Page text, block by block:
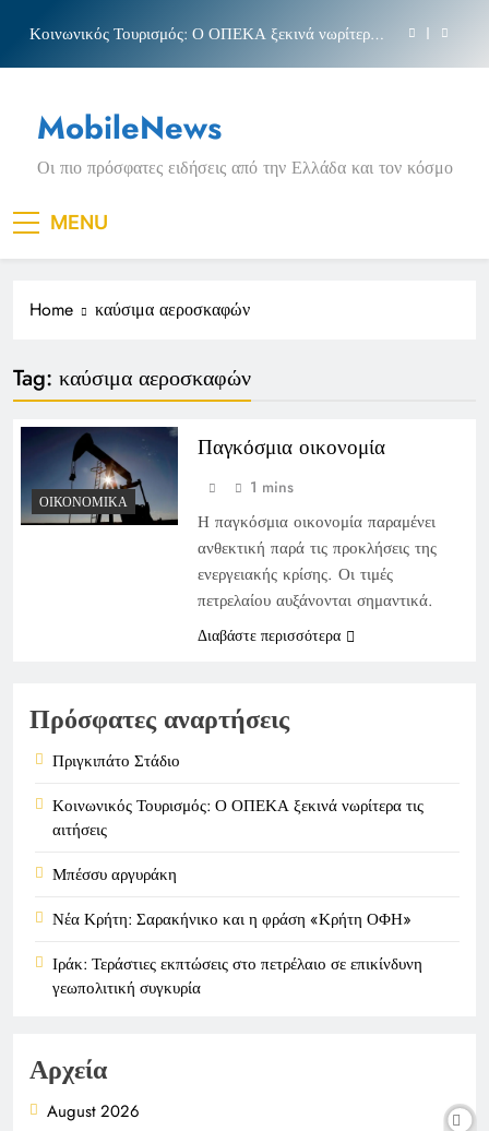
content
Κοινωνικός Τουρισμός: Ο ΟΠΕΚΑ ξεκινά νωρίτερα
Νέα Κρήτη: Σαρακήνικο και η φράση «Κρήτη
ΟΦΗ»
Πριγκιπάτο Στάδιο
Κοινωνικός Τουρισμός: Ο ΟΠΕΚΑ ξεκινά νωρίτερα
τις αιτήσεις
Μπέσσυ αργυράκη
Νέα Κρήτη: Σαρακήνικο και η φράση «Κρήτη
MobileNews
Οι πιο πρόσφατες ειδήσεις από την Ελλάδα και τον κόσμο
MENU
Home καύσιμα αεροσκαφών
Tag: καύσιμα αεροσκαφών
ΟΙΚΟΝΟΜΙΚΆ
Παγκόσμια οικονομία
1 mins
Η παγκόσμια οικονομία παραμένει
ανθεκτική παρά τις προκλήσεις της
ενεργειακής κρίσης. Οι τιμές
πετρελαίου αυξάνονται σημαντικά.
Διαβάστε περισσότερα
Πρόσφατες αναρτήσεις
Πριγκιπάτο Στάδιο
Κοινωνικός Τουρισμός: Ο ΟΠΕΚΑ ξεκινά νωρίτερα τις
αιτήσεις
Μπέσσυ αργυράκη
Νέα Κρήτη: Σαρακήνικο και η φράση «Κρήτη ΟΦΗ»
Ιράκ: Τεράστιες εκπτώσεις στο πετρέλαιο σε επικίνδυνη
γεωπολιτική συγκυρία
Αρχεία
August 2026